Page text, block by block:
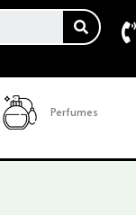
Perfumes